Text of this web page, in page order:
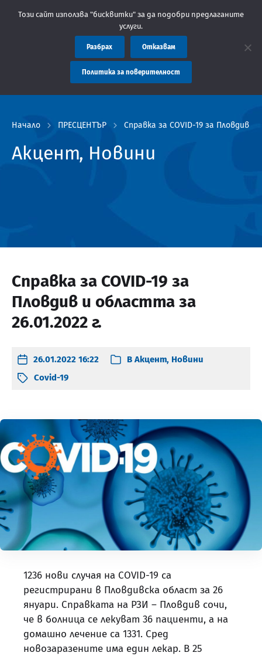
администрация Пловдив препоръчва заплащането на такси
Начало ПРЕСЦЕНТЪР Справка за COVID-19 за Пловдив и
Акцент, Новини
Справка за COVID-19 за
Пловдив и областта за
26.01.2022 г.
26.01.2022 16:22 В Акцент, Новини
Covid-19
1236 нови случая на COVID-19 са
регистрирани в Пловдивска област за 26
януари. Справката на РЗИ – Пловдив сочи,
че в болница се лекуват 36 пациенти, а на
домашно лечение са 1331. Сред
новозаразените има един лекар. В 25
Този сайт използва "бисквитки" за да подобри предлаганите
услуги.
Разбрах Отказвам
Политика за поверителност